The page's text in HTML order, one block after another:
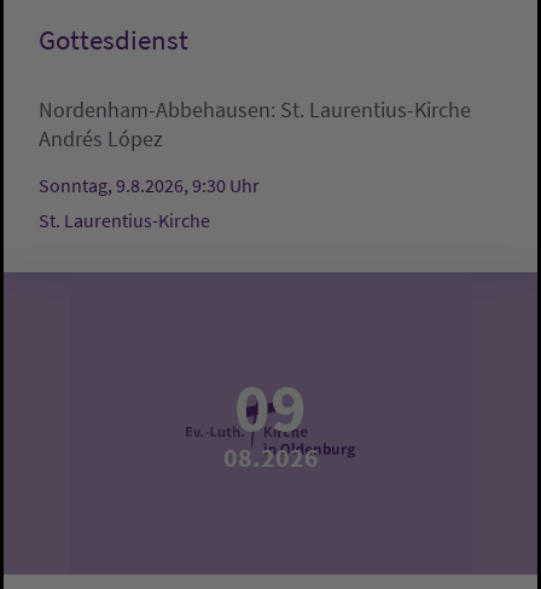
Gottesdienst
Nordenham-Abbehausen: St. Laurentius-Kirche
Andrés López
Sonntag, 9.8.2026, 9:30 Uhr
St. Laurentius-Kirche
09
08.2026